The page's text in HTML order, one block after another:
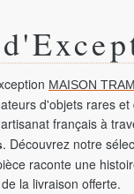
MAISON
d'objets rares
français à
. Découvrez notre
raconte une
la livraison offerte.